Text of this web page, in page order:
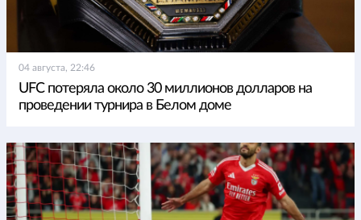
04 августа, 22:46
UFC потеряла около 30 миллионов долларов на
проведении турнира в Белом доме